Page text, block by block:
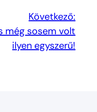
Következő:
még sosem volt
ilyen egyszerű!